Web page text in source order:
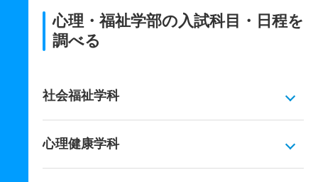
心理・福祉学部の入試科目・日程を
調べる
社会福祉学科
心理健康学科